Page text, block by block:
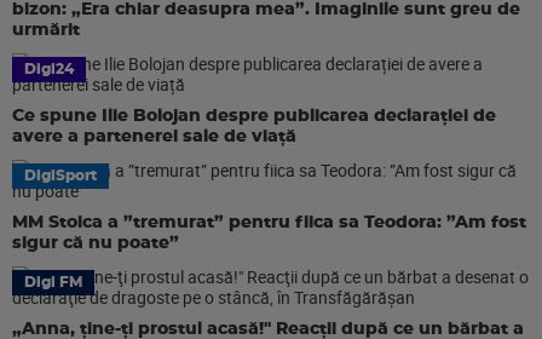
bizon: „Era chiar deasupra mea”. Imaginile sunt greu de
urmărit
Digi24
Ce spune Ilie Bolojan despre publicarea declarației de
avere a partenerei sale de viață
DigiSport
MM Stoica a ”tremurat” pentru fiica sa Teodora: ”Am fost
sigur că nu poate”
Digi FM
„Anna, ţine-ţi prostul acasă!" Reacţii după ce un bărbat a